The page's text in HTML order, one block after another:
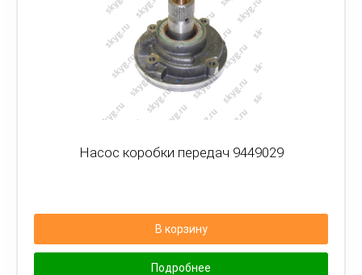
Насос коробки передач 9449029
В корзину
Подробнее